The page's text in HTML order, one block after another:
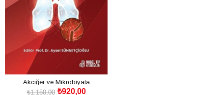
Akciğer ve Mikrobiyata
₺920,00
₺1.150,00